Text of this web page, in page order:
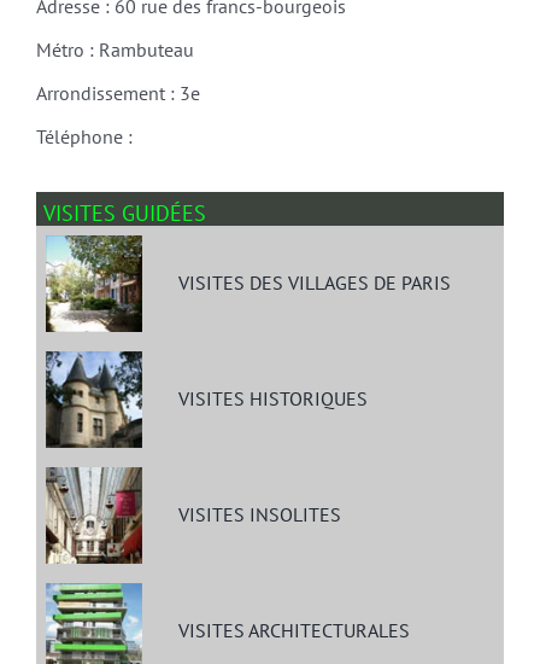
Adresse : 60 rue des francs-bourgeois
Métro : Rambuteau
Arrondissement : 3e
Téléphone :
VISITES GUIDÉES
VISITES DES VILLAGES DE PARIS
VISITES HISTORIQUES
VISITES INSOLITES
VISITES ARCHITECTURALES